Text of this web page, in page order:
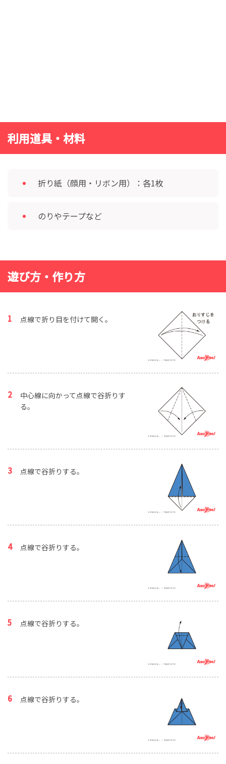
利用道具・材料
折り紙（顔用・リボン用）：各1枚
のりやテープなど
遊び方・作り方
点線で折り目を付けて開く。
中心線に向かって点線で谷折りす
る。
点線で谷折りする。
点線で谷折りする。
点線で谷折りする。
点線で谷折りする。